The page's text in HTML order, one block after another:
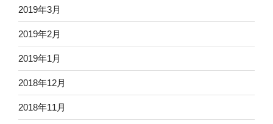
2019年3月
2019年2月
2019年1月
2018年12月
2018年11月